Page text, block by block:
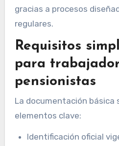
gracias a procesos
regulares.
Requisitos
para
pensionistas
La documentación básica
elementos clave:
Identificación oficial